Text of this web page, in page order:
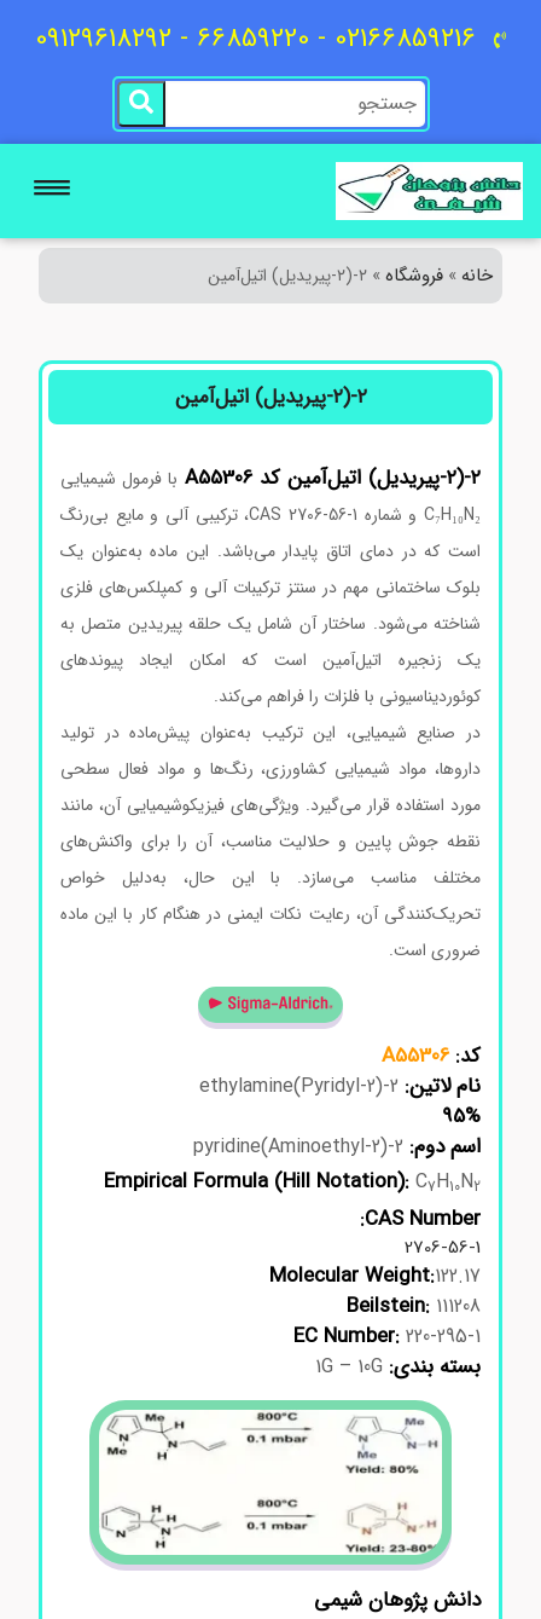
02166859216 - 66859220 - 09129618292
خانه»فروشگاه»۲-(۲-پیریدیل) اتیل‌آمین
با فرمول شیمیایی
C₇H₁₀N₂ و شماره CAS 2706-56-1، ترکیبی آلی و مایع بی‌رنگ
است که در دمای اتاق پایدار می‌باشد. این ماده به‌عنوان یک
بلوک ساختمانی مهم در سنتز ترکیبات آلی و کمپلکس‌های فلزی
شناخته می‌شود. ساختار آن شامل یک حلقه پیریدین متصل به
یک زنجیره اتیل‌آمین است که امکان ایجاد پیوندهای
کوئوردیناسیونی با فلزات را فراهم می‌کند.
در صنایع شیمیایی، این ترکیب به‌عنوان پیش‌ماده در تولید
داروها، مواد شیمیایی کشاورزی، رنگ‌ها و مواد فعال سطحی
مورد استفاده قرار می‌گیرد. ویژگی‌های فیزیکوشیمیایی آن، مانند
نقطه جوش پایین و حلالیت مناسب، آن را برای واکنش‌های
مختلف مناسب می‌سازد. با این حال، به‌دلیل خواص
تحریک‌کنندگی آن، رعایت نکات ایمنی در هنگام کار با این ماده
ضروری است.
کد:A55306
نام لاتین:2-(2-Pyridyl)ethylamine
95%
اسم دوم:2-(2-Aminoethyl)pyridine
Empirical Formula (Hill Notation):C7H10
CAS Number:
2706-56-1
Molecular Weight:122.17
Beilstein:111208
EC Number:220-295-1
بسته بندی:1G – 10G
دانش پژوهان شیمی